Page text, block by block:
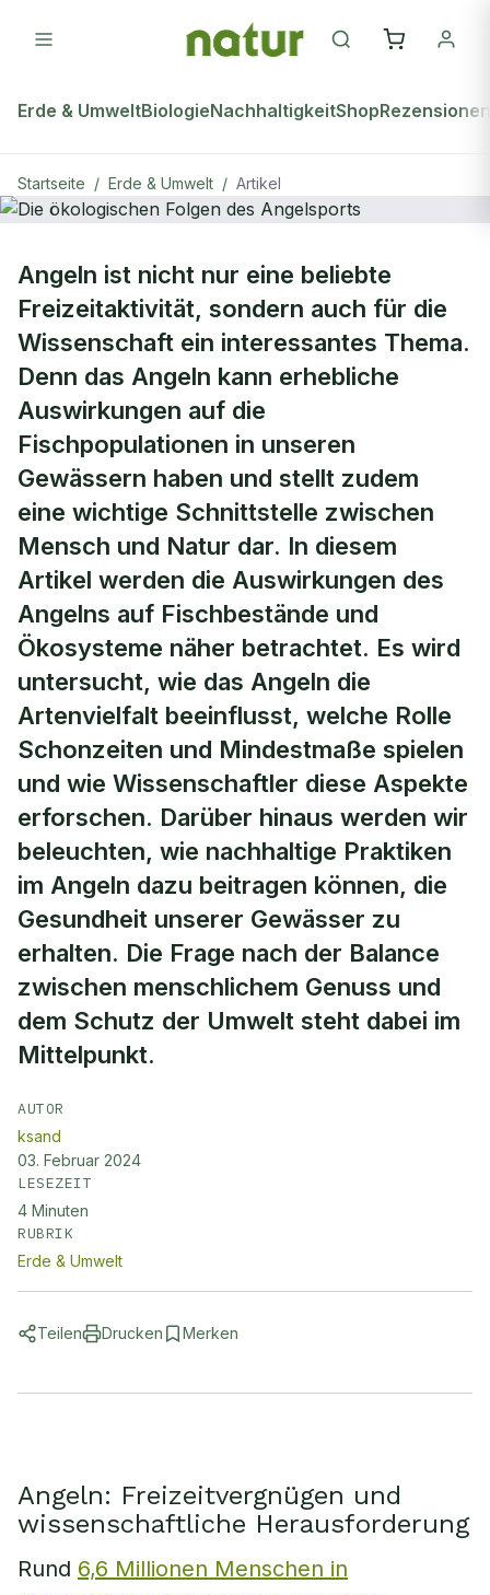
Erde & UmweltBiologieNachhaltigkeitShopRezensionen
Startseite / Erde & Umwelt / Artikel
Die ökologischen Folgen des
Angelsports
Angeln ist nicht nur eine beliebte
Freizeitaktivität, sondern auch für die
Wissenschaft ein interessantes Thema.
Denn das Angeln kann erhebliche
Auswirkungen auf die
Fischpopulationen in unseren
Gewässern haben und stellt zudem
eine wichtige Schnittstelle zwischen
Mensch und Natur dar. In diesem
Artikel werden die Auswirkungen des
Angelns auf Fischbestände und
Ökosysteme näher betrachtet. Es wird
untersucht, wie das Angeln die
Artenvielfalt beeinflusst, welche Rolle
Schonzeiten und Mindestmaße spielen
und wie Wissenschaftler diese Aspekte
erforschen. Darüber hinaus werden wir
beleuchten, wie nachhaltige Praktiken
im Angeln dazu beitragen können, die
Gesundheit unserer Gewässer zu
erhalten. Die Frage nach der Balance
zwischen menschlichem Genuss und
dem Schutz der Umwelt steht dabei im
Mittelpunkt.
AUTOR
ksand
03. Februar 2024
LESEZEIT
4 Minuten
RUBRIK
Erde & Umwelt
Teilen Drucken Merken
Angeln: Freizeitvergnügen und
wissenschaftliche Herausforderung
Rund 6,6 Millionen Menschen in